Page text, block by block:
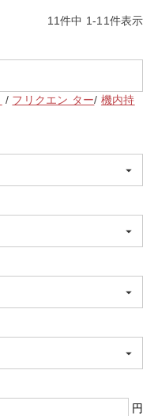
/ フリクエン ター/ 機内持
円
11件中 1-11件表示